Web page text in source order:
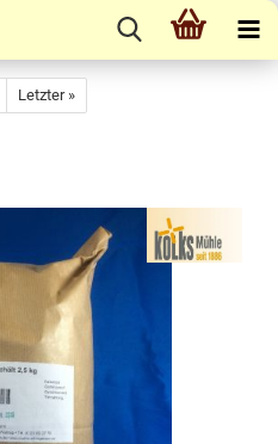
Letzter »